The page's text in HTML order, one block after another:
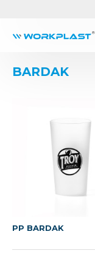
BARDAK
PP BARDAK